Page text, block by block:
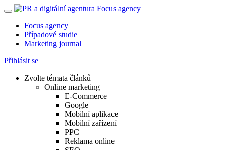
Focus agency
Případové studie
Marketing journal
Přihlásit se
Zvolte témata článků
Online marketing
E-Commerce
Google
Mobilní aplikace
Mobilní zařízení
PPC
Reklama online